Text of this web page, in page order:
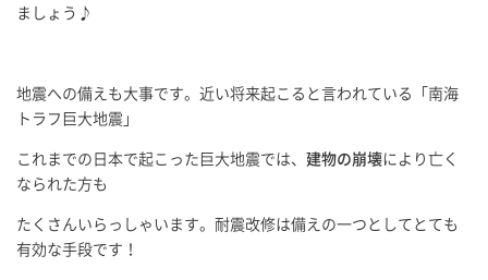
ましょう♪
地震への備えも大事です。近い将来起こると言われている「南海
トラフ巨大地震」
これまでの日本で起こった巨大地震では、 建物の崩壊により亡く
なられた方も
たくさんいらっしゃいます。耐震改修は備えの一つとしてとても
有効な手段です！